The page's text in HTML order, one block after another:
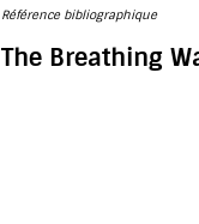
Référence bibliographique
The Breathing